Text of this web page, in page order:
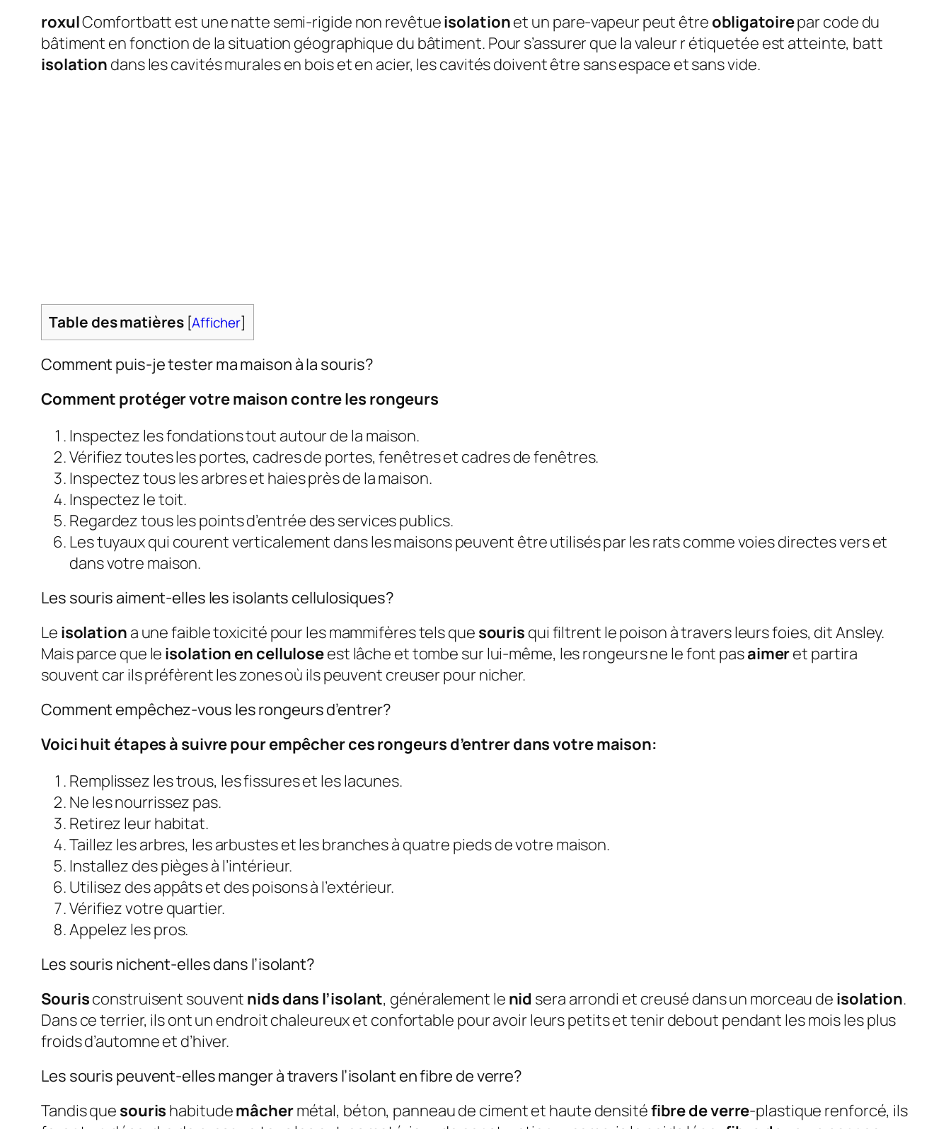
roxulComfortbatt est une natte semi-rigide non revêtueisolationet un pare-vapeur peut être obligatoirepar code du
bâtiment en fonction de la situation géographique du bâtiment. Pour s’assurer que la valeur r étiquetée est atteinte, batt
isolation dans les cavités murales en bois et en acier, les cavités doivent être sans espace et sans vide.
Table des matières [Afficher]
Comment puis-je tester ma maison à la souris?
Comment protéger votre maison contre les rongeurs
Inspectez les fondations tout autour de la maison.
Vérifiez toutes les portes, cadres de portes, fenêtres et cadres de fenêtres.
Inspectez tous les arbres et haies près de la maison.
Inspectez le toit.
Regardez tous les points d’entrée des services publics.
Les tuyaux qui courent verticalement dans les maisons peuvent être utilisés par les rats comme voies directes vers et
dans votre maison.
Les souris aiment-elles les isolants cellulosiques?
Le isolation a une faible toxicité pour les mammifères tels que souris qui filtrent le poison à travers leurs foies, dit Ansley.
Mais parce que le isolation en celluloseest lâche et tombe sur lui-même, les rongeurs ne le font pasaimeret partira
souvent car ils préfèrent les zones où ils peuvent creuser pour nicher.
Comment empêchez-vous les rongeurs d’entrer?
Voici huit étapes à suivre pour empêcher ces rongeurs d’entrer dans votre maison:
Remplissez les trous, les fissures et les lacunes.
Ne les nourrissez pas.
Retirez leur habitat.
Taillez les arbres, les arbustes et les branches à quatre pieds de votre maison.
Installez des pièges à l’intérieur.
Utilisez des appâts et des poisons à l’extérieur.
Vérifiez votre quartier.
Appelez les pros.
Les souris nichent-elles dans l’isolant?
Sourisconstruisent souvent nids dans l’isolant, généralement le nid sera arrondi et creusé dans un morceau de isolation.
Dans ce terrier, ils ont un endroit chaleureux et confortable pour avoir leurs petits et tenir debout pendant les mois les plus
froids d’automne et d’hiver.
Les souris peuvent-elles manger à travers l’isolant en fibre de verre?
Tandis que souris habitudemâchermétal, béton, panneau de ciment et haute densitéfibre de verre-plastique renforcé, ils